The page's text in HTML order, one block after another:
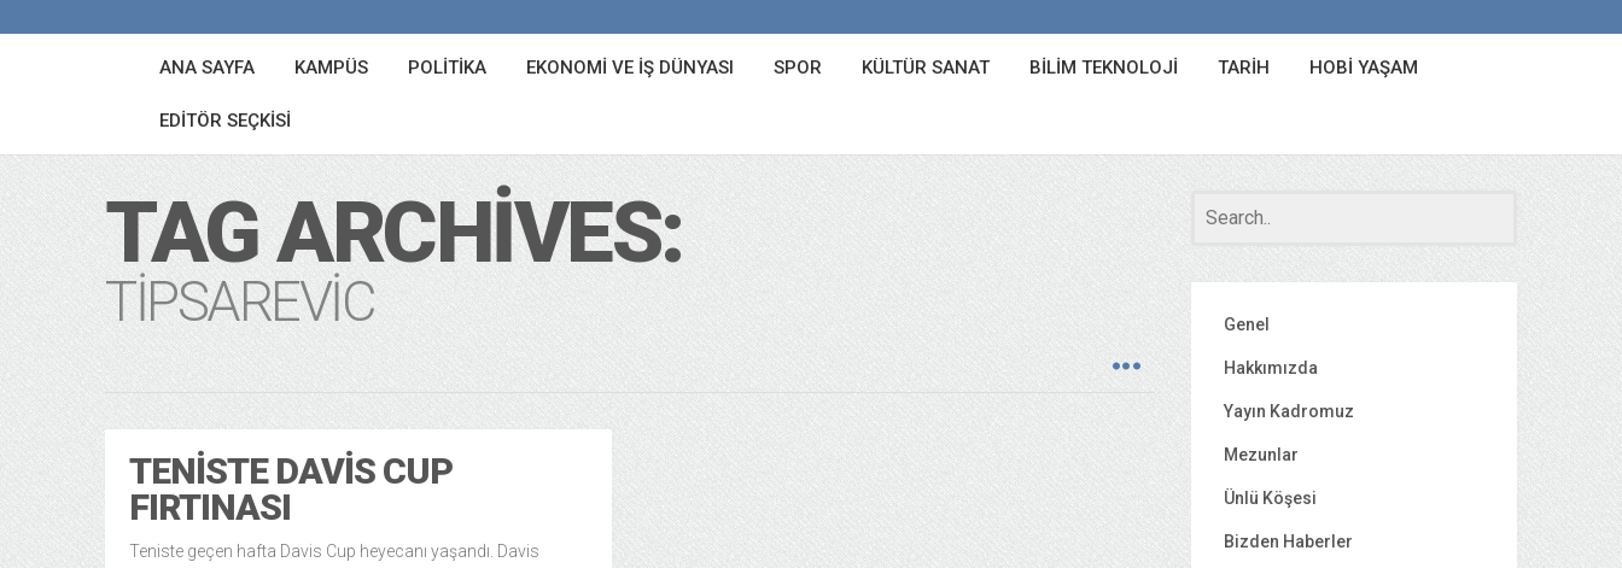
ANA SAYFA KAMPÜS POLITIKA EKONOMI VE İŞ DÜNYASI SPOR KÜLTÜR SANAT BILIM TEKNOLOJI TARIH HOBI YAŞAM
EDITÖR SEÇKISI
TAG ARCHIVES:
TIPSAREVIC
TENISTE DAVIS CUP
FIRTINASI
Teniste geçen hafta Davis Cup heyecanı yaşandı. Davis
Genel
Hakkımızda
Yayın Kadromuz
Mezunlar
Ünlü Köşesi
Bizden Haberler